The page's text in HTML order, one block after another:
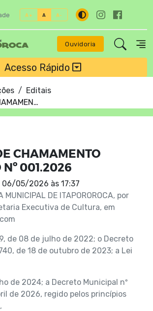
A+ A A-
Ouvidoria
Acesso Rápido
Editais
Nº 001.2026
CHAMAMENTO
Nº 001.2026
06/05/2026 às 17:37
MUNICIPAL DE ITAPOROROCA, por
Executiva de Cultura, em
de 08 de julho de 2022; o Decreto
de 18 de outubro de 2023; a Lei
de 2024; a Decreto Municipal nº
de 2026, regido pelos princípios